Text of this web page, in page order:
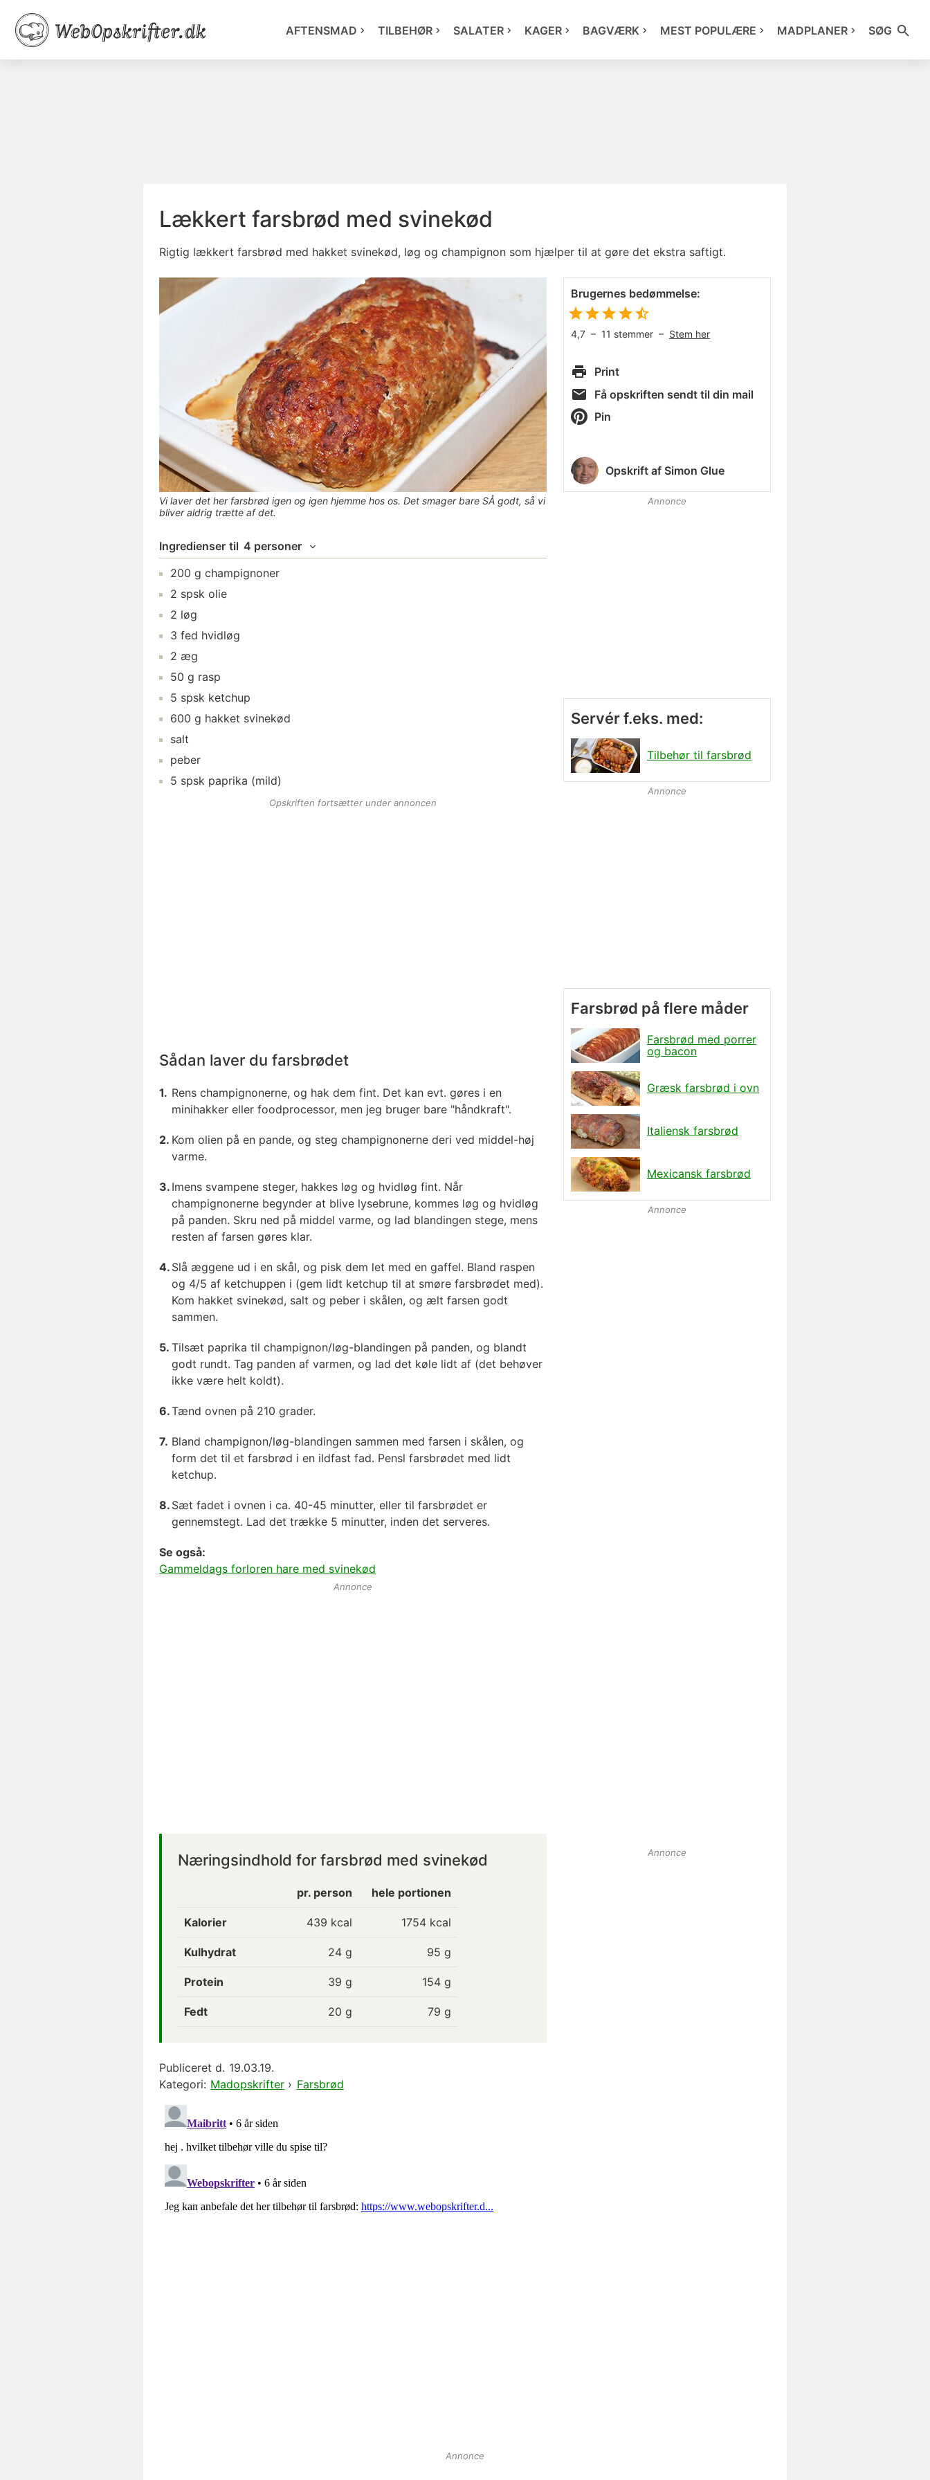
AFTENSMAD TILBEHØR SALATER KAGER BAGVÆRK MEST POPULÆRE MADPLANER SØG
Lækkert farsbrød med svinekød
Rigtig lækkert farsbrød med hakket svinekød, løg og champignon som hjælper til at gøre det ekstra saftigt.
Vi laver det her farsbrød igen og igen hjemme hos os. Det smager bare SÅ godt, så vi
bliver aldrig trætte af det.
Ingredienser til 4 personer
200 g champignoner
2 spsk olie
2 løg
3 fed hvidløg
2 æg
50 g rasp
5 spsk ketchup
600 g hakket svinekød
salt
peber
5 spsk paprika (mild)
Opskriften fortsætter under annoncen
Sådan laver du farsbrødet
Rens champignonerne, og hak dem fint. Det kan evt. gøres i en
minihakker eller foodprocessor, men jeg bruger bare "håndkraft".
Kom olien på en pande, og steg champignonerne deri ved middel-høj
varme.
Imens svampene steger, hakkes løg og hvidløg fint. Når
champignonerne begynder at blive lysebrune, kommes løg og hvidløg
på panden. Skru ned på middel varme, og lad blandingen stege, mens
resten af farsen gøres klar.
Slå æggene ud i en skål, og pisk dem let med en gaffel. Bland raspen
og 4/5 af ketchuppen i (gem lidt ketchup til at smøre farsbrødet med).
Kom hakket svinekød, salt og peber i skålen, og ælt farsen godt
sammen.
Tilsæt paprika til champignon/løg-blandingen på panden, og blandt
godt rundt. Tag panden af varmen, og lad det køle lidt af (det behøver
ikke være helt koldt).
Tænd ovnen på 210 grader.
Bland champignon/løg-blandingen sammen med farsen i skålen, og
form det til et farsbrød i en ildfast fad. Pensl farsbrødet med lidt
ketchup.
Sæt fadet i ovnen i ca. 40-45 minutter, eller til farsbrødet er
gennemstegt. Lad det trække 5 minutter, inden det serveres.
Se også:
Gammeldags forloren hare med svinekød
Annonce
Næringsindhold for farsbrød med svinekød
pr. person hele portionen
Kalorier 439 kcal 1754 kcal
Kulhydrat 24 g 95 g
Protein 39 g 154 g
Fedt 20 g 79 g
Publiceret d. 19.03.19.
Kategori: Madopskrifter › Farsbrød
Brugernes bedømmelse:
4,7 – 11 stemmer – Stem her
Print
Få opskriften sendt til din mail
Pin
Opskrift af Simon Glue
Annonce
Servér f.eks. med:
Tilbehør til farsbrød
Annonce
Farsbrød på flere måder
Farsbrød med porrer
og bacon
Græsk farsbrød i ovn
Italiensk farsbrød
Mexicansk farsbrød
Annonce
Annonce
Annonce